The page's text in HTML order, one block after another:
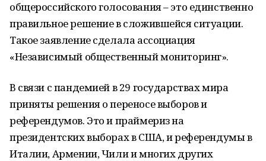
общероссийского голосования – это единственно
правильное решение в сложившейся ситуации.
Такое заявление сделала ассоциация
«Независимый общественный мониторинг».
В связи с пандемией в 29 государствах мира
приняты решения о переносе выборов и
референдумов. Это и праймериз на
президентских выборах в США, и референдумы в
Италии, Армении, Чили и многих других